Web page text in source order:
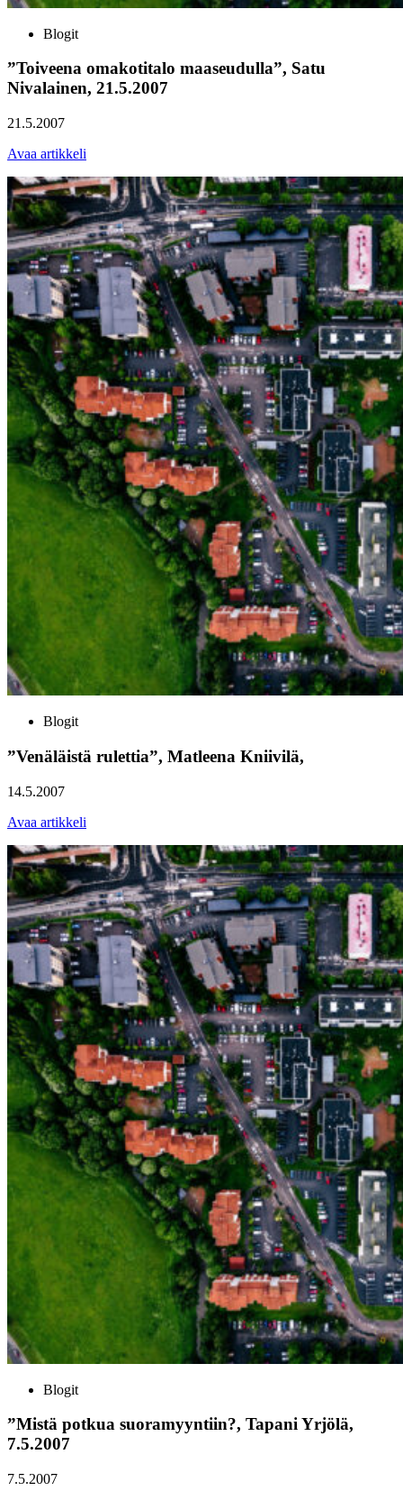
Blogit
”Toiveena omakotitalo maaseudulla”, Satu
Nivalainen, 21.5.2007
21.5.2007
Avaa artikkeli
Blogit
”Venäläistä rulettia”, Matleena Kniivilä,
14.5.2007
Avaa artikkeli
Blogit
”Mistä potkua suoramyyntiin?, Tapani Yrjölä,
7.5.2007
7.5.2007